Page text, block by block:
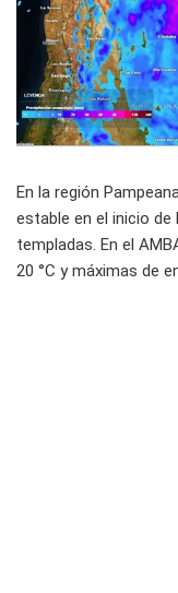
En la región
estable en el inicio
templadas. En el
20 °C y máximas de